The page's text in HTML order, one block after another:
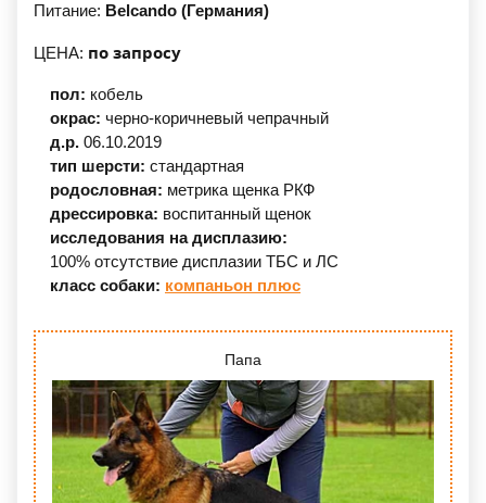
Питание: Belcando (Германия)
ЦЕНА: по запросу
пол: кобель
окрас: черно-коричневый чепрачный
д.р. 06.10.2019
тип шерсти: стандартная
родословная: метрика щенка РКФ
дрессировка: воспитанный щенок
исследования на дисплазию:
100% отсутствие дисплазии ТБС и ЛС
класс собаки: компаньон плюс
Папа